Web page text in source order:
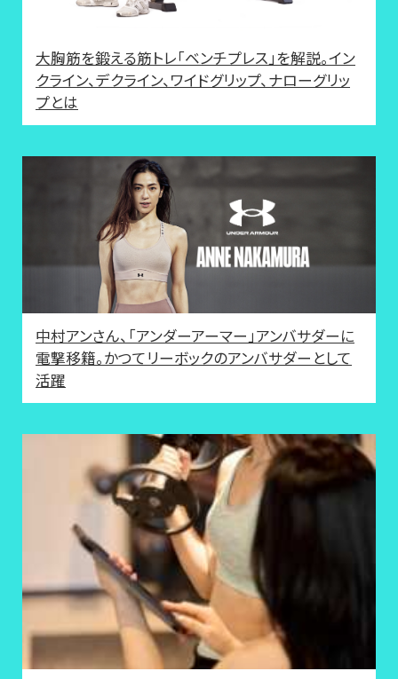
大胸筋を鍛える筋トレ「ベンチプレス」を解説。イン
クライン、デクライン、ワイドグリップ、ナローグリッ
プとは
中村アンさん、「アンダーアーマー」アンバサダーに
電撃移籍。かつてリーボックのアンバサダーとして
活躍